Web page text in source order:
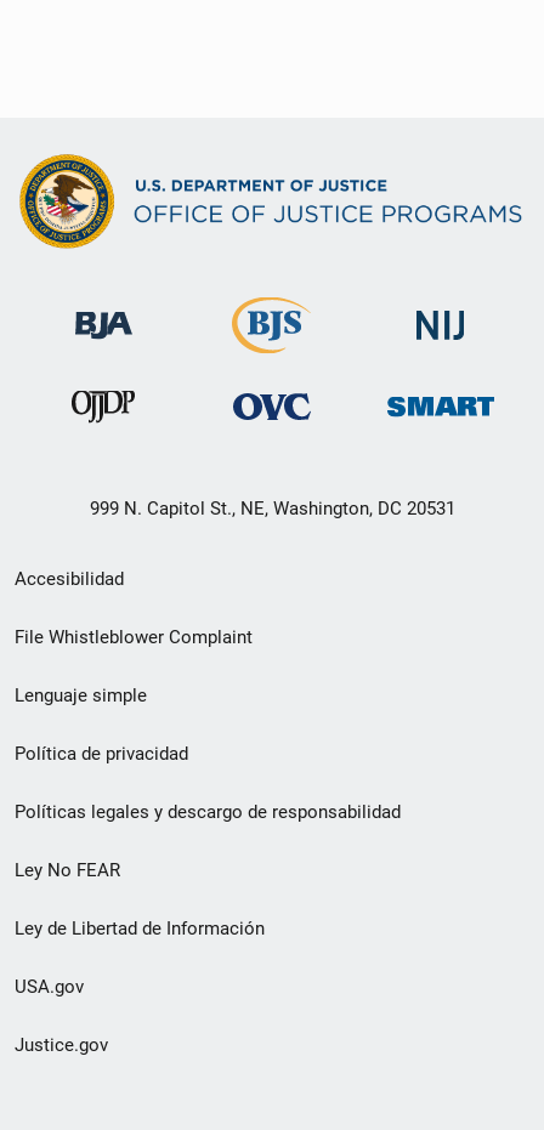
999 N. Capitol St., NE, Washington, DC 20531
Menú
de
de
pie
de
página
Accesibilidad
File Whistleblower Complaint
Lenguaje simple
Política de privacidad
Políticas legales y descargo de responsabilidad
Ley No FEAR
Ley de Libertad de Información
USA.gov
Justice.gov